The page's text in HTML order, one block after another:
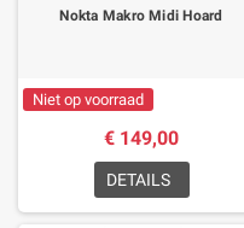
Nokta Makro Midi Hoard
Niet op voorraad
€ 149,00
DETAILS